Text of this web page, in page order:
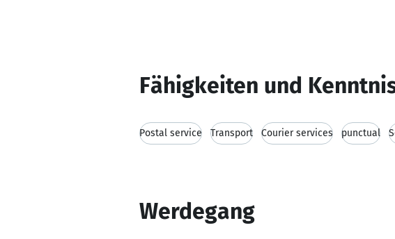
Fähigkeiten und
Postal service Transport Courier services punctual
Werdegang